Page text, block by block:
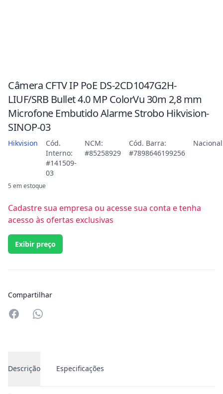
Câmera CFTV IP PoE DS-2CD1047G2H-
LIUF/SRB Bullet 4.0 MP ColorVu 30m 2,8 mm
Microfone Embutido Alarme Strobo Hikvision-
SINOP-03
Hikvision
Cód.
Interno:
#141509-
03
NCM:
#85258929
Cód. Barra:
#7898646199256
Nacional
5 em estoque
Cadastre sua empresa ou acesse sua conta e tenha
acesso às ofertas exclusivas
Exibir preço
Compartilhar
Compartilhar no Whatsapp
Descrição Especificações